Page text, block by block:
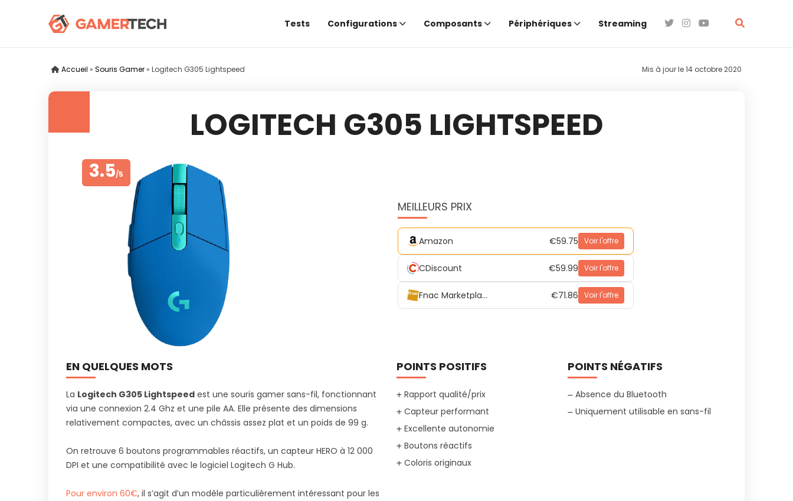
Tests Configurations Composants Périphériques Streaming
Accueil » Souris Gamer» Logitech G305 Lightspeed Mis à jour le14 octobre 2020
LOGITECH G305 LIGHTSPEED
3.5/5
MEILLEURS PRIX
Amazon €59.75 Voir l'offre
CDiscount €59.99 Voir l'offre
Fnac Marketplace €71.86 Voir l'offre
EN QUELQUES MOTS
La Logitech G305 Lightspeed est une souris gamer sans-fil, fonctionnant
via une connexion 2.4 Ghz et une pile AA. Elle présente des dimensions
relativement compactes, avec un châssis assez plat et un poids de 99 g.
On retrouve 6 boutons programmables réactifs, un capteur HERO à 12 000
DPI et une compatibilité avec le logiciel Logitech G Hub.
Pour environ 60€, il s’agit d’un modèle particulièrement intéressant pour les
POINTS POSITIFS
Rapport qualité/prix
Capteur performant
Excellente autonomie
Boutons réactifs
Coloris originaux
POINTS NÉGATIFS
Absence du Bluetooth
Uniquement utilisable en sans-fil